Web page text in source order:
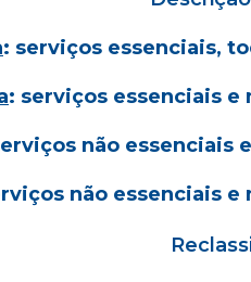
: serviços essenciais,
: serviços essenciais
não essenciais
não essenciais